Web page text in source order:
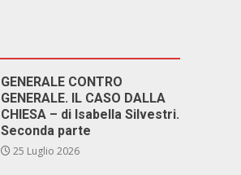
GENERALE CONTRO
GENERALE. IL CASO DALLA
CHIESA – di Isabella Silvestri.
Seconda parte
25 Luglio 2026